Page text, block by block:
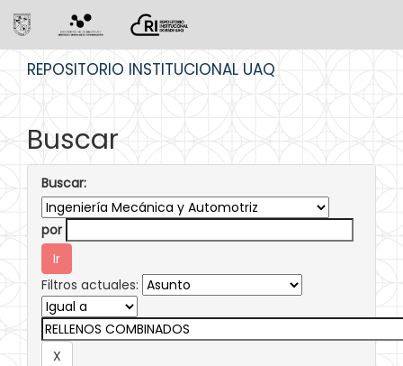
REPOSITORIO INSTITUCIONAL UAQ
Buscar
Buscar:
por
Filtros actuales: